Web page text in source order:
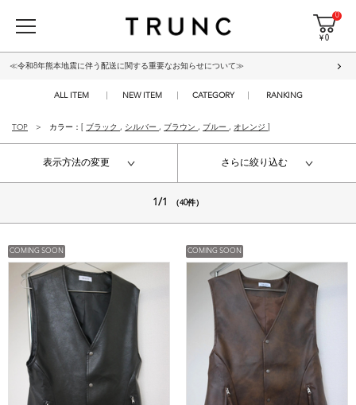
0
¥ 0
≪令和8年熊本地震に伴う配送に関する重要なお知らせについて≫
ALL ITEM NEW ITEM CATEGORY RANKING
TOP カラー：[ ブラック , シルバー , ブラウン , ブルー , オレンジ
表示方法の変更 さらに絞り込む
1/1 （40件）
COMING SOON COMING SOON